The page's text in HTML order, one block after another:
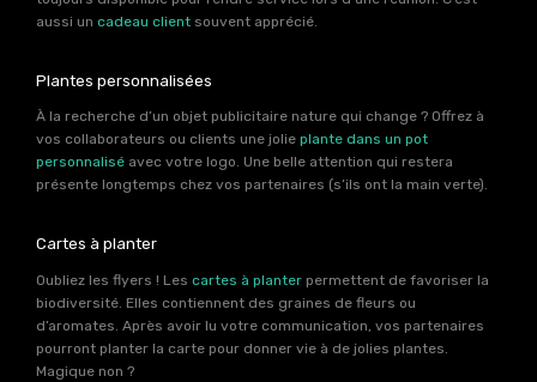
aussi un cadeau client souvent apprécié.
Plantes personnalisées
À la recherche d’un objet publicitaire nature qui change ? Offrez à
vos collaborateurs ou clients une jolie plante dans un pot
personnalisé avec votre logo. Une belle attention qui restera
présente longtemps chez vos partenaires (s’ils ont la main verte).
Cartes à planter
Oubliez les flyers ! Les cartes à planter permettent de favoriser la
biodiversité. Elles contiennent des graines de fleurs ou
d’aromates. Après avoir lu votre communication, vos partenaires
pourront planter la carte pour donner vie à de jolies plantes.
Magique non ?